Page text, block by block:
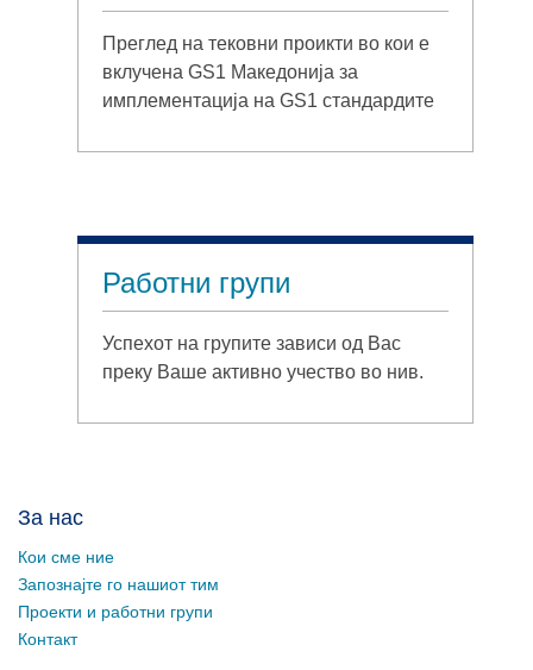
Преглед на тековни проикти во кои е
вклучена GS1 Македонија за
имплементација на GS1 стандардите
Работни групи
Успехот на групите зависи од Вас
преку Ваше активно учество во нив.
За нас
Кои сме ние
Запознајте го нашиот тим
Проекти и работни групи
Контакт